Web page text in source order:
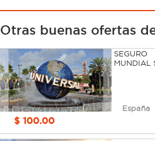
Otras buenas ofertas
MUNDIAL
España
$ 100.00